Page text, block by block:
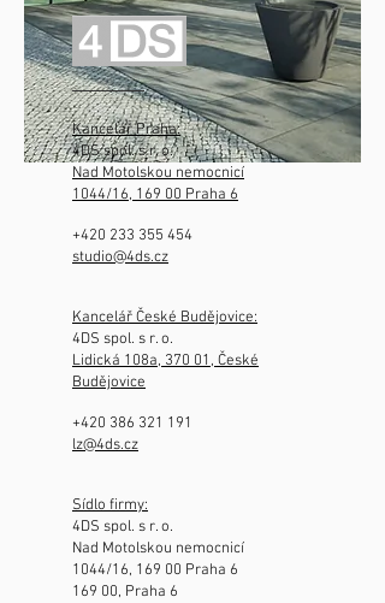
Kancelář Praha:
4DS spol. s r. o.
Nad Motolskou nemocnicí
1044/16, 169 00 Praha 6
+420 233 355 454
studio@4ds.cz
Kancelář České Budějovice:
4DS spol. s r. o.
Lidická 108a, 370 01, České
Budějovice
+420 386 321 191
lz@4ds.cz
Sídlo firmy:
4DS spol. s r. o.
Nad Motolskou nemocnicí
1044/16, 169 00 Praha 6
169 00, Praha 6